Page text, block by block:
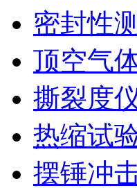
密封性
顶空气
撕裂度
热缩试
摆锤冲